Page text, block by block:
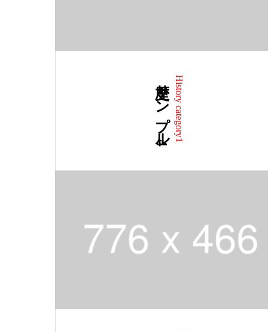
History category1
歴史サンプル4